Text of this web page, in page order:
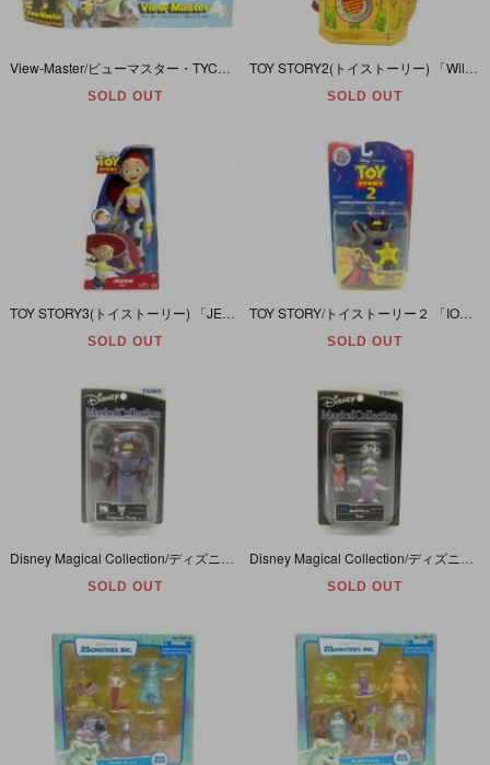
SOLD OUT SOLD OUT
SOLD OUT SOLD OUT
SOLD OUT SOLD OUT